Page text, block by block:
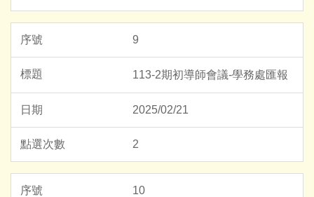
9
113-2期初導師會議-學務處匯報
2025/02/21
2
10